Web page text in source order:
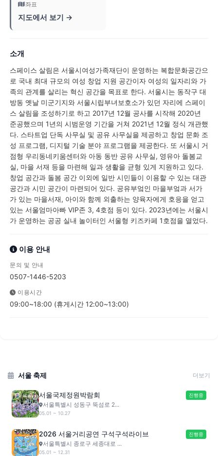
좌표
지도에서 보기 →
소개
스페이스 살림은 서울시여성가족재단이 운영하는 복합문화공간으
로 국내 최대 규모의 여성 창업 지원 공간이자 여성의 일자리와 가
족의 관계를 살리는 혁신 공간을 목표로 한다. 서울시는 동작구 대
방동 옛날 미군기지와 서울시립부녀보호소가 있던 자리에 스페이
스 살림을 조성하기로 하고 2017년 12월 공사를 시작해 2020년
준공했으며 1년의 시범운영 기간을 거쳐 2021년 12월 정식 개관했
다. 스타트업 단독 사무실 및 공유 사무실을 제공하고 창업 문화 조
성 프로그램, 디지털 기술 분야 프로그램을 제공한다. 또 서울시 거
점형 우리동네키움센터와 아동 동반 공유 사무실, 영유아 돌봄교
실, 마을 서재 등을 마련해 일과 생활을 균형 있게 지원하고 있다.
창업 공간과 돌봄 공간 이외에 일반 시민들이 이용할 수 있는 대관
공간과 시민 공간이 마련되어 있다. 공유부엌인 마을부엌과 서가
가 있는 마을서재, 아이와 함께 외출하는 양육자에게 호응을 얻고
있는 서울엄마아빠 VIP존 3, 4호점 등이 있다. 2023년에는 서울시
가 운영하는 공공 실내 놀이터인 서울형 키즈카페 1호점을 열었다.
이용 안내
문의 및 안내
0507-1446-5203
이용시간
09:00~18:00 (휴게시간 12:00~13:00)
서울 축제 더보기
서울국제정원박람회 진행중
서울특별시 성동구 뚝섬로 2...
05.01 ~ 10.27
2026 서울거리공연 구석구석라이브 진행중
서울특별시 종로구 세종대로 ...
05.01 ~ 12.31